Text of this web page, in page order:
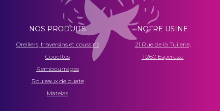
NOS PRODUITS
Oreillers, traversins et coussins
Couettes
Rembourrages
Rouleaux de ouate
Matelas
NOTRE USINE
21 Rue de la Tuilerie,
11260 Esperaza